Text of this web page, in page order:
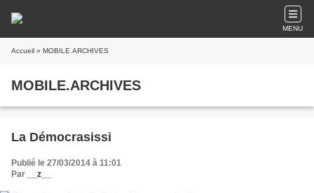
MENU
Accueil » MOBILE.ARCHIVES
MOBILE.ARCHIVES
La Démocrasissi
Publié le 27/03/2014 à 11:01
Par
__z__